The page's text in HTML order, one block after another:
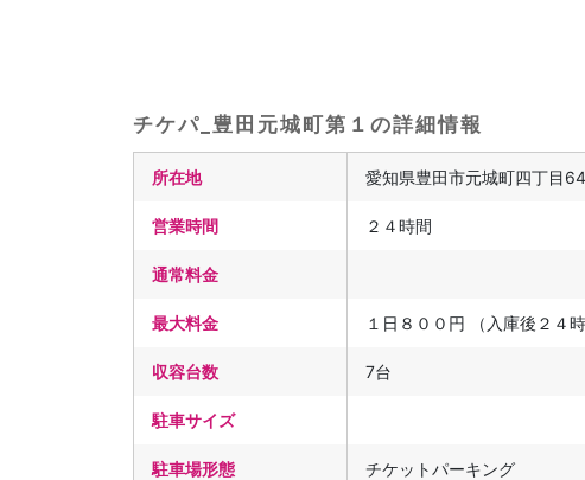
チケパ_豊田元城町第１の詳細情報
所在地 愛知県豊田市元城町四丁目
営業時間 ２４時間
通常料金
最大料金 １日８００円 （入庫後２４
収容台数 7台
駐車サイズ
駐車場形態 チケットパーキング